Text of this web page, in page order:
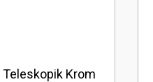
Krom